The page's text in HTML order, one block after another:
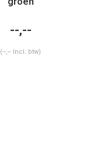
--,--
(--,-- Incl. btw)